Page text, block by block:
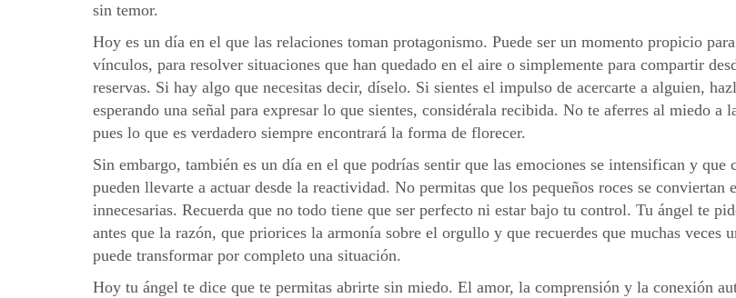
sin temor.
Hoy es un día en el que las relaciones toman protagonismo. Puede ser un momento propicio
vínculos, para resolver situaciones que han quedado en el aire o simplemente para compartir
reservas. Si hay algo que necesitas decir, díselo. Si sientes el impulso de acercarte a alguien,
esperando una señal para expresar lo que sientes, considérala recibida. No te aferres al miedo a
pues lo que es verdadero siempre encontrará la forma de florecer.
Sin embargo, también es un día en el que podrías sentir que las emociones se intensifican y que
pueden llevarte a actuar desde la reactividad. No permitas que los pequeños roces se conviertan
innecesarias. Recuerda que no todo tiene que ser perfecto ni estar bajo tu control. Tu ángel te
antes que la razón, que priorices la armonía sobre el orgullo y que recuerdes que muchas veces
puede transformar por completo una situación.
Hoy tu ángel te dice que te permitas abrirte sin miedo. El amor, la comprensión y la conexión